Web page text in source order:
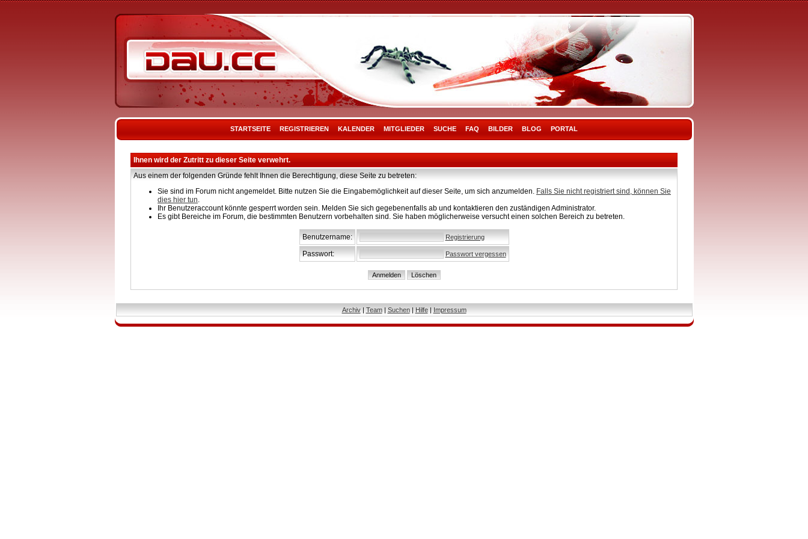
STARTSEITE REGISTRIEREN KALENDER MITGLIEDER SUCHE FAQ BILDER BLOG PORTAL
Ihnen wird der Zutritt zu dieser Seite verwehrt.
Aus einem der folgenden Gründe fehlt Ihnen die Berechtigung, diese Seite zu betreten:
Sie sind im Forum nicht angemeldet. Bitte nutzen Sie die Eingabemöglichkeit auf dieser Seite, um sich anzumelden. Falls Sie nicht registriert sind, können Sie
dies hier tun.
Ihr Benutzeraccount könnte gesperrt worden sein. Melden Sie sich gegebenenfalls ab und kontaktieren den zuständigen Administrator.
Es gibt Bereiche im Forum, die bestimmten Benutzern vorbehalten sind. Sie haben möglicherweise versucht einen solchen Bereich zu betreten.
Benutzername: Registrierung
Passwort: Passwort vergessen
Archiv| Team| Suchen| Hilfe| Impressum